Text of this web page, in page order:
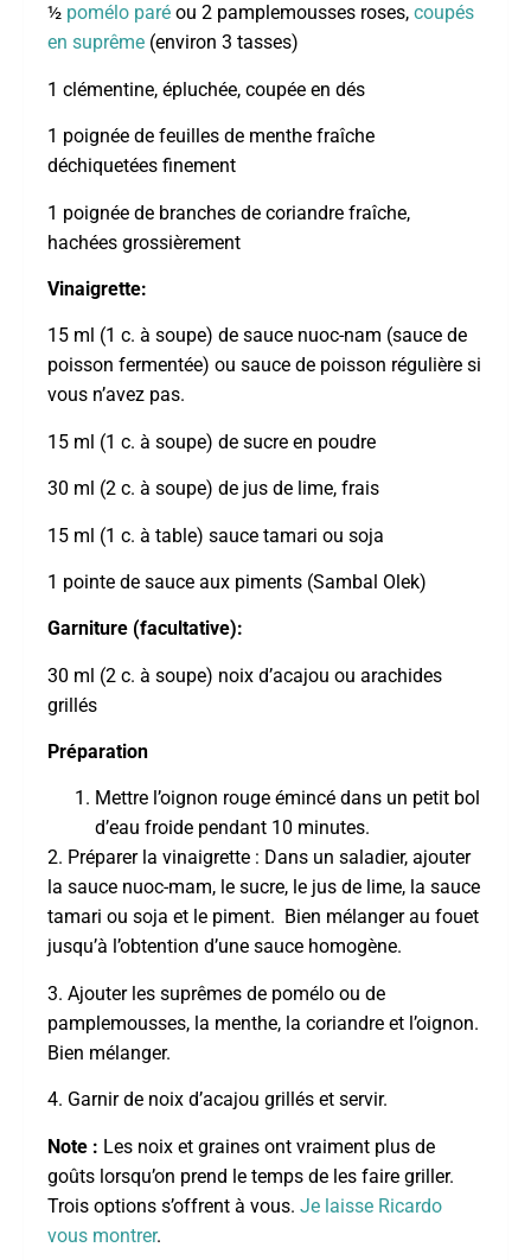
½ pomélo paré ou 2 pamplemousses roses, coupés
en suprême (environ 3 tasses)
1 clémentine, épluchée, coupée en dés
1 poignée de feuilles de menthe fraîche
déchiquetées finement
1 poignée de branches de coriandre fraîche,
hachées grossièrement
Vinaigrette:
15 ml (1 c. à soupe) de sauce nuoc-nam (sauce de
poisson fermentée) ou sauce de poisson régulière si
vous n’avez pas.
15 ml (1 c. à soupe) de sucre en poudre
30 ml (2 c. à soupe) de jus de lime, frais
15 ml (1 c. à table) sauce tamari ou soja
1 pointe de sauce aux piments (Sambal Olek)
Garniture (facultative):
30 ml (2 c. à soupe) noix d’acajou ou arachides
grillés
Préparation
Mettre l’oignon rouge émincé dans un petit bol
d’eau froide pendant 10 minutes.
2. Préparer la vinaigrette : Dans un saladier, ajouter
la sauce nuoc-mam, le sucre, le jus de lime, la sauce
tamari ou soja et le piment. Bien mélanger au fouet
jusqu’à l’obtention d’une sauce homogène.
3. Ajouter les suprêmes de pomélo ou de
pamplemousses, la menthe, la coriandre et l’oignon.
Bien mélanger.
4. Garnir de noix d’acajou grillés et servir.
Note : Les noix et graines ont vraiment plus de
goûts lorsqu’on prend le temps de les faire griller.
Trois options s’offrent à vous. Je laisse Ricardo
vous montrer.